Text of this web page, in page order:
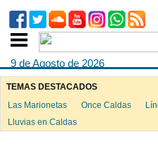
9 de Agosto de 2026
TEMAS DESTACADOS
Las Marionetas
Once Caldas
Lluvias en Caldas